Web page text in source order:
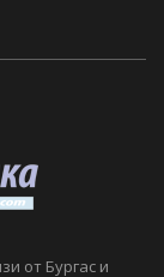
от Бургас и